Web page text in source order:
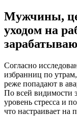
Мужчины,
уходом на
Согласно
избранниц по
реже попадают в
По всей видимости
уровень стресса и
что настраивает на